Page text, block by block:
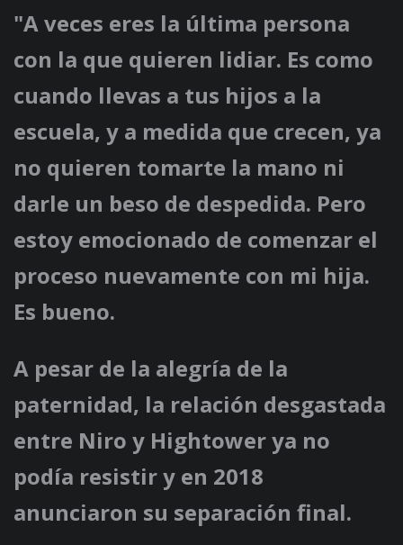
"A veces eres la última persona
con la que quieren lidiar. Es como
cuando llevas a tus hijos a la
escuela, y a medida que crecen, ya
no quieren tomarte la mano ni
darle un beso de despedida. Pero
estoy emocionado de comenzar el
proceso nuevamente con mi hija.
Es bueno.
A pesar de la alegría de la
paternidad, la relación desgastada
entre Niro y Hightower ya no
podía resistir y en 2018
anunciaron su separación final.